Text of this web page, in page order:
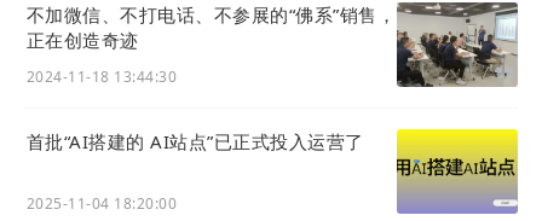
数字化获客曾是公司发展的核心瓶颈，运用站点
生成的案例库按“行业+视频类
型”自动分类归档，客户3秒即可定位所需参
不加微信、不打电话、不参展的“佛系”销售，
正在创造奇迹
2024-11-18 13:44:30
首批“AI搭建的 AI站点”已正式投入运营了
2025-11-04 18:20:00